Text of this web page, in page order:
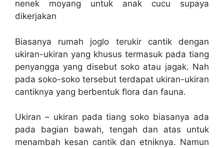
nenek moyang untuk anak cucu supaya
dikerjakan
Biasanya rumah joglo terukir cantik dengan
ukiran-ukiran yang khusus termasuk pada tiang
penyangga yang disebut soko atau jagak. Nah
pada soko-soko tersebut terdapat ukiran-ukiran
cantiknya yang berbentuk flora dan fauna.
Ukiran – ukiran pada tiang soko biasanya ada
pada bagian bawah, tengah dan atas untuk
menambah kesan cantik dan etniknya. Namun